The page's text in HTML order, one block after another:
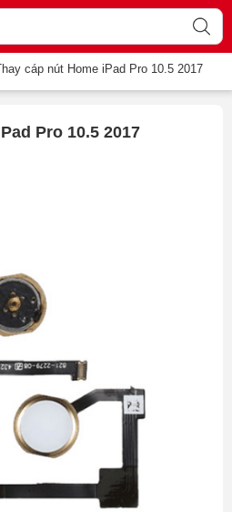
cáp nút Home iPad Pro 10.5 2017
Pro 10.5 2017